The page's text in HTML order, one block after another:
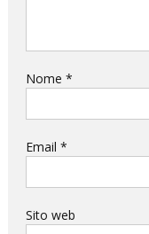
Nome *
Email *
Sito web